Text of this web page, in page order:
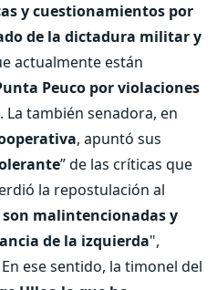
y cuestionamientos por
de la dictadura militar y
actualmente están
Peuco por violaciones
. La también senadora, en
, apuntó sus
” de las críticas que
la repostulación al
son malintencionadas y
de la izquierda",
ese sentido, la timonel del